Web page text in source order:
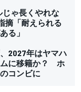
じゃ長くやれな
摘「耐えられる
る」
2027年はヤマハ
ムに移籍か？ ホ
コンビに